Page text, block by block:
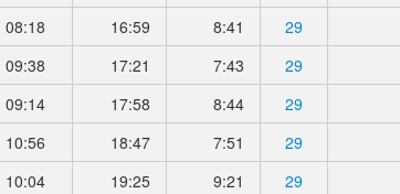
08:18 16:59 8:41 29
09:38 17:21 7:43 29
09:14 17:58 8:44 29
10:56 18:47 7:51 29
10:04 19:25 9:21 29